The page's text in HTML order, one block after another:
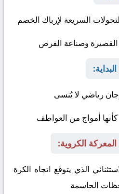
السريعة لإرباك الخصم
القصيرة وصناعة الفرص
رياضي لا يُنسى
أمواج من العواطف
الكروية:
الذي يتوقع اتجاه الكرة
الحاسمة